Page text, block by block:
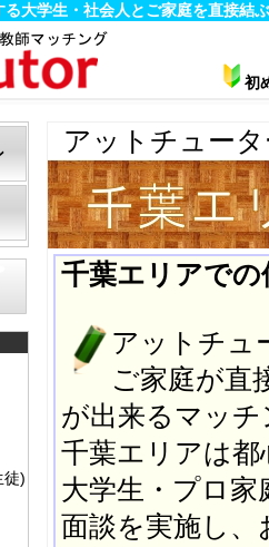
大学生・社会人とご家庭を直接結
初
アットチュー
千葉エリアでの
アットチュ
ご家庭が直
が出来るマッ
千葉エリアは
大学生・プロ
面談を実施し
徒)